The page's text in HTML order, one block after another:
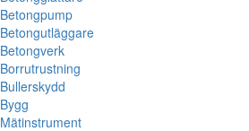
Betongpump
Betongutläggare
Betongverk
Borrutrustning
Bullerskydd
Bygg
Mätinstrument